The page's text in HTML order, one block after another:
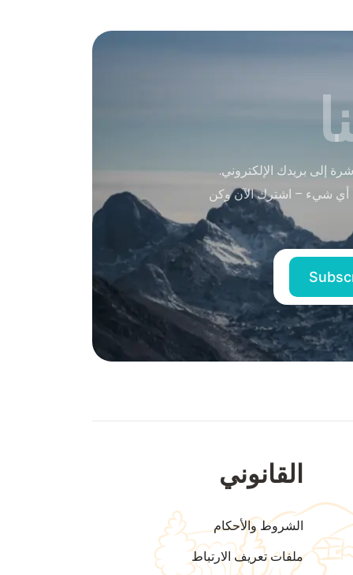
إلى بريدك الإلكتروني.
أي شيء – اشترك الآن وكن
القانوني
الشروط والأحكام
ملفات تعريف الارتباط